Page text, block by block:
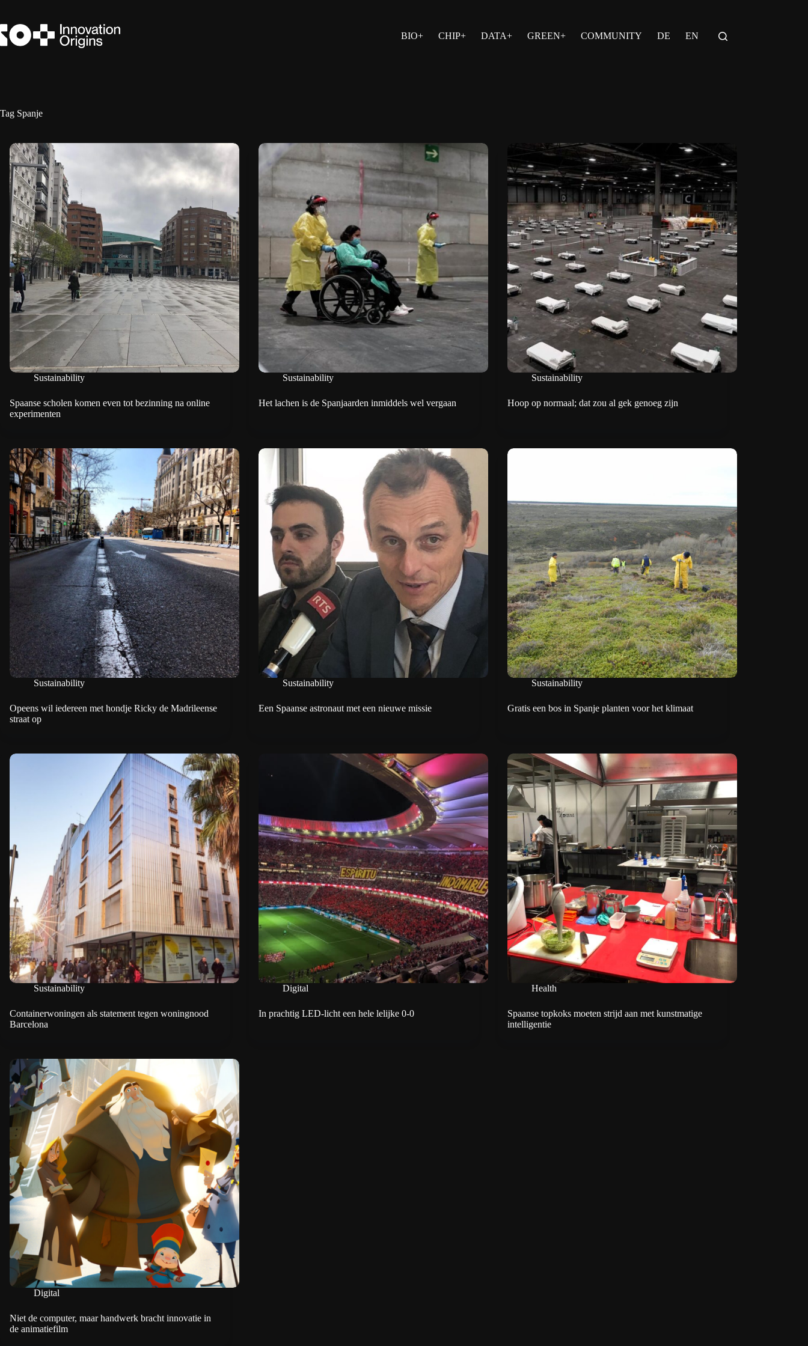
de
inhoud
BIO+ CHIP+ DATA+ GREEN+ COMMUNITY DE EN
Tag Spanje
Sustainability
Spaanse scholen komen even tot bezinning na online
experimenten
Sustainability
Het lachen is de Spanjaarden inmiddels wel vergaan
Sustainability
Hoop op normaal; dat zou al gek genoeg zijn
Sustainability
Opeens wil iedereen met hondje Ricky de Madrileense
straat op
Sustainability
Een Spaanse astronaut met een nieuwe missie
Sustainability
Gratis een bos in Spanje planten voor het klimaat
Sustainability
Containerwoningen als statement tegen woningnood
Barcelona
Digital
In prachtig LED-licht een hele lelijke 0-0
Health
Spaanse topkoks moeten strijd aan met kunstmatige
intelligentie
Digital
Niet de computer, maar handwerk bracht innovatie in
de animatiefilm